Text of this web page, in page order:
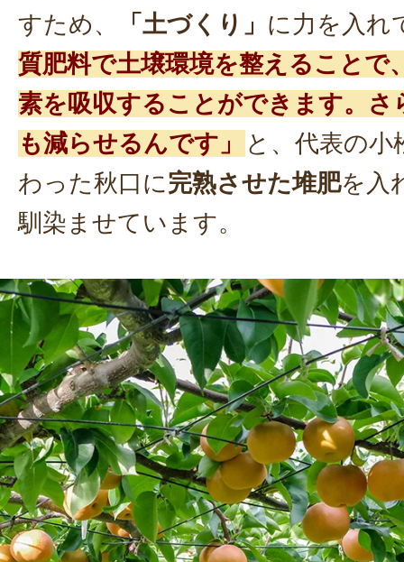
すため、
「土づくり」 に力を入れ
質肥料で土壌環境を整えることで
素を吸収することができます。さ
も減らせるんです」
と、代表の小
わった秋口に完熟させた堆肥を入
馴染ませています。